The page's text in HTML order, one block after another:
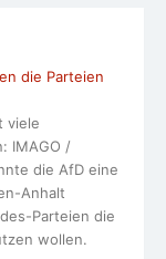
die Parteien
viele
IMAGO /
die AfD eine
Anhalt
Parteien die
wollen.